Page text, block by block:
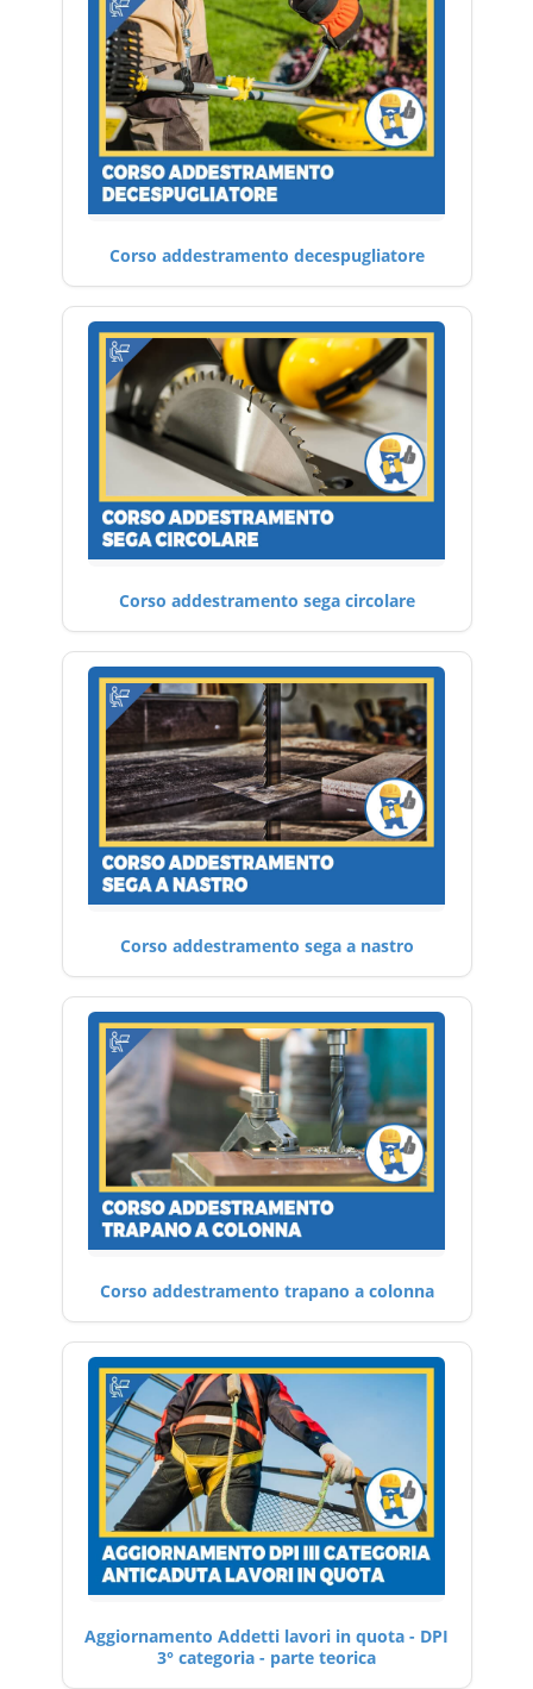
Corso addestramento decespugliatore
Corso addestramento sega circolare
Corso addestramento sega a nastro
Corso addestramento trapano a colonna
Aggiornamento Addetti lavori in quota - DPI
3° categoria - parte teorica